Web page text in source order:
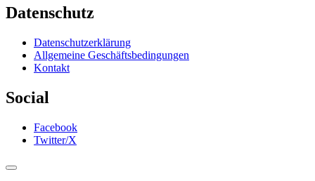
Datenschutz
Datenschutzerklärung
Allgemeine Geschäftsbedingungen
Kontakt
Social
Facebook
Twitter/X